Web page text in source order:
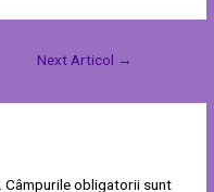
Next Articol →
Câmpurile obligatorii sunt